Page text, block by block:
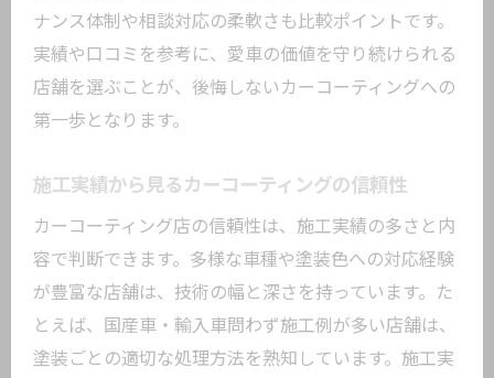
ナンス体制や相談対応の柔軟さも比較ポイントです。
実績や口コミを参考に、愛車の価値を守り続けられる
店舗を選ぶことが、後悔しないカーコーティングへの
第一歩となります。
施工実績から見るカーコーティングの信頼性
カーコーティング店の信頼性は、施工実績の多さと内
容で判断できます。多様な車種や塗装色への対応経験
が豊富な店舗は、技術の幅と深さを持っています。た
とえば、国産車・輸入車問わず施工例が多い店舗は、
塗装ごとの適切な処理方法を熟知しています。施工実